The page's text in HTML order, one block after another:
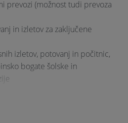
prevozi (možnost tudi prevoza
in izletov za zaključene
izletov, potovanj in počitnic,
bogate šolske in
vozila znamke Setra in